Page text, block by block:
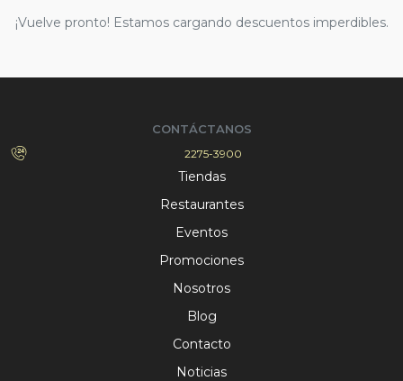
¡Vuelve pronto! Estamos cargando descuentos imperdibles.
CONTÁCTANOS
2275-3900
Tiendas
Restaurantes
Eventos
Promociones
Nosotros
Blog
Contacto
Noticias